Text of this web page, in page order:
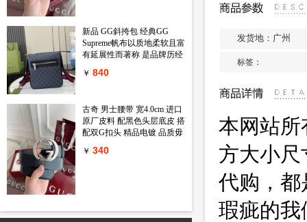
新品 GG斜挎包 经典GG
Supreme帆布以质地柔软且富
有延展性而著称 是品牌历经
面料之一 该面料以超细纤维
魅力 同色调皮革滚边令整个
廓形愈发丰满 典藏条纹织带
则为整个设计注入一抹亮色
黑色GG Supreme帆布 黑色皮
￥ 840
古奇 男士腰带 宽4.0cm 进口
原厂皮料 配黑色头层底皮 搭
配双G扣头 精品电镀 品质毋
装 送礼自用首选
￥ 340
发货地：广州
标签：
本网站所
方大小
代购，都
瑕疵的我